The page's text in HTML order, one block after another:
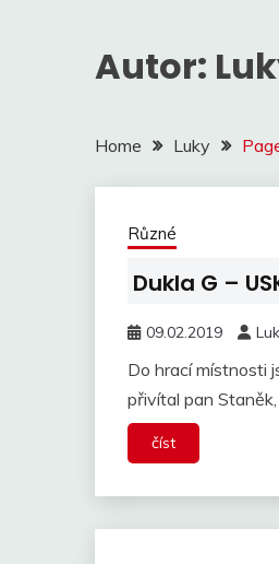
Autor:
Home Luky
Různé
Dukla G –
09.02.2019
Do hrací místnosti
přivítal pan
číst